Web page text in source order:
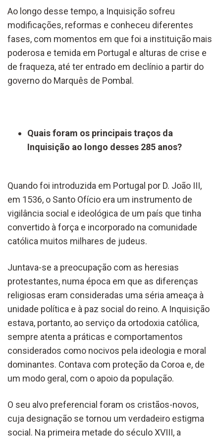
Ao longo desse tempo, a Inquisição sofreu
modificações, reformas e conheceu diferentes
fases, com momentos em que foi a instituição mais
poderosa e temida em Portugal e alturas de crise e
de fraqueza, até ter entrado em declínio a partir do
governo do Marquês de Pombal.
Quais foram os principais traços da
Inquisição ao longo desses 285 anos?
Quando foi introduzida em Portugal por D. João III,
em 1536, o Santo Ofício era um instrumento de
vigilância social e ideológica de um país que tinha
convertido à força e incorporado na comunidade
católica muitos milhares de judeus.
Juntava-se a preocupação com as heresias
protestantes, numa época em que as diferenças
religiosas eram consideradas uma séria ameaça à
unidade política e à paz social do reino. A Inquisição
estava, portanto, ao serviço da ortodoxia católica,
sempre atenta a práticas e comportamentos
considerados como nocivos pela ideologia e moral
dominantes. Contava com proteção da Coroa e, de
um modo geral, com o apoio da população.
O seu alvo preferencial foram os cristãos-novos,
cuja designação se tornou um verdadeiro estigma
social. Na primeira metade do século XVIII, a